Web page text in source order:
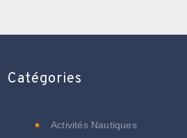
Catégories
Activités Nautiques